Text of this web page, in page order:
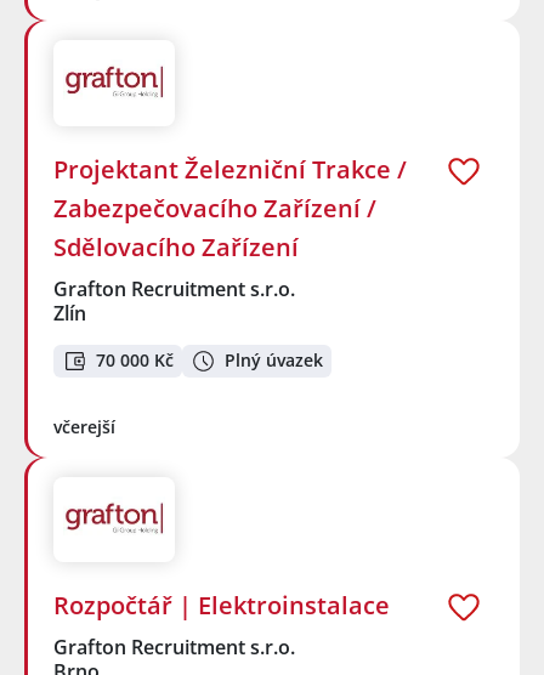
Projektant Železniční Trakce /
Zabezpečovacího Zařízení /
Sdělovacího Zařízení
Grafton Recruitment s.r.o.
Zlín
70 000 Kč Plný úvazek
včerejší
Rozpočtář | Elektroinstalace
Grafton Recruitment s.r.o.